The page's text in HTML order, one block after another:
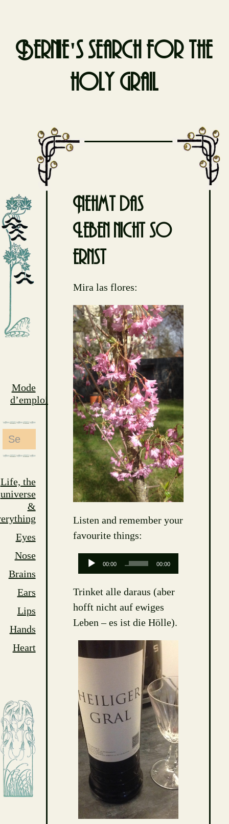
Bernie's search for the
holy grail
Mode
d’emploi
Search
for:
Life, the
universe
&
Eyes
Nose
Brains
Ears
Lips
Hands
Heart
Nehmt das
Leben nicht so
ernst
Mira las flores:
Listen and remember your
favourite things:
Audio
Player
00:00 00:00
Trinket alle daraus (aber
hofft nicht auf ewiges
Leben – es ist die Hölle).